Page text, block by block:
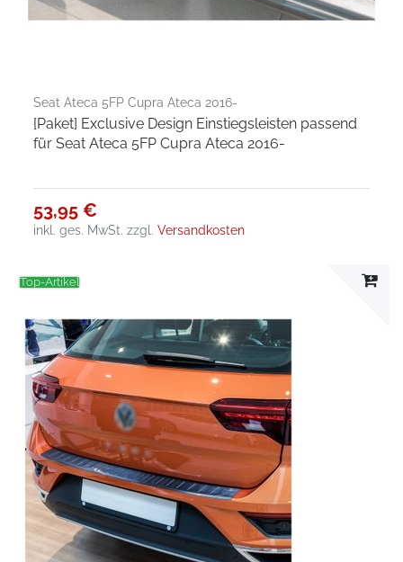
Seat Ateca 5FP Cupra Ateca 2016-
[Paket] Exclusive Design Einstiegsleisten passend
für Seat Ateca 5FP Cupra Ateca 2016-
53,95 €
inkl. ges. MwSt. zzgl.Versandkosten
Top-Artikel